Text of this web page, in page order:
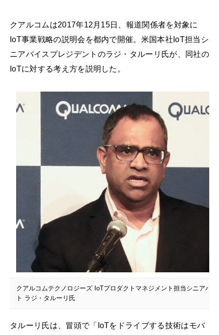
クアルコムは2017年12月15日、報道関係者を対象に
IoT事業戦略の説明会を都内で開催。米国本社IoT担当シ
ニアバイスプレジデントのラジ・タルーリ氏が、同社の
IoTに対する考え方を説明した。
クアルコムテクノロジーズ IoTプロダクトマネジメント担当シニアバ
ト ラジ・タルーリ氏
タルーリ氏は、冒頭で「IoTをドライブする技術はモバ